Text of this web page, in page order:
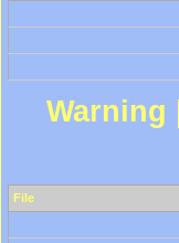
Warning
File